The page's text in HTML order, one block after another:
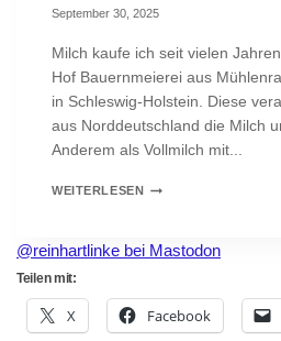
September 30, 2025
Milch kaufe ich seit vielen
Hof Bauernmeierei aus
in Schleswig-Holstein. Diese
aus Norddeutschland die Milch
Anderem als Vollmilch mit...
WEITERLESENMILCHPACKUNGEN
HOF
@reinhartlinke bei Mastodon
Teilen mit:
X Facebook